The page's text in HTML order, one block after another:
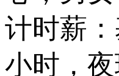
计时薪
小时，